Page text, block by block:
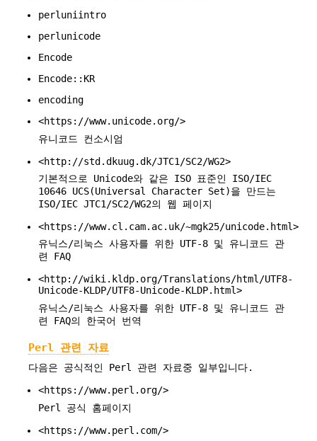
perluniintro
perlunicode
Encode
Encode::KR
encoding
<https://www.unicode.org/>
유니코드 컨소시엄
<http://std.dkuug.dk/JTC1/SC2/WG2>
기본적으로 Unicode와 같은 ISO 표준인 ISO/IEC
10646 UCS(Universal Character Set)을 만드는
ISO/IEC JTC1/SC2/WG2의 웹 페이지
<https://www.cl.cam.ac.uk/~mgk25/unicode.html>
유닉스/리눅스 사용자를 위한 UTF-8 및 유니코드 관
련 FAQ
<http://wiki.kldp.org/Translations/html/UTF8-
Unicode-KLDP/UTF8-Unicode-KLDP.html>
유닉스/리눅스 사용자를 위한 UTF-8 및 유니코드 관
련 FAQ의 한국어 번역
Perl 관련 자료
다음은 공식적인 Perl 관련 자료중 일부입니다.
<https://www.perl.org/>
Perl 공식 홈페이지
<https://www.perl.com/>